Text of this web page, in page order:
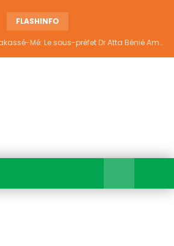
FLASHINFO
Indépendance 2026 À Yakassé-Mé: Le sous-préfet Dr Atta Bénié Amédé appelle à l’unité, à la sécurité et au développement